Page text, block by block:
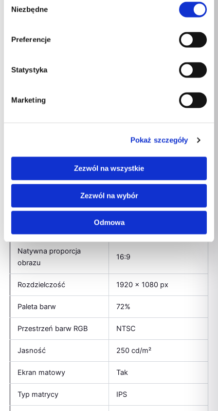
zgody
Niezbędne
Preferencje
Statystyka
Marketing
Pokaż szczegóły
Zezwól na wszystkie
Zezwól na wybór
Odmowa
Hasło BIOS
klawiatury
Klawiatura w zestawie
Typ HD Full HD
Przekątna ekranu 21,5″
Natywna proporcja
obrazu
16:9
Rozdzielczość 1920 x 1080 px
Paleta barw 72%
Przestrzeń barw RGB NTSC
Jasność 250 cd/m²
Ekran matowy Tak
Typ matrycy IPS